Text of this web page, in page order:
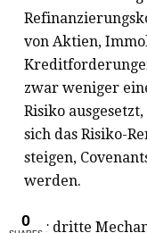
von Aktien,
zwar weniger
Risiko
sich das Risiko-
steigen,
werden.
Der dritte